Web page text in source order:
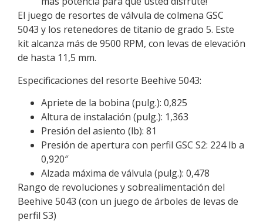
El juego de resortes de válvula de colmena GSC
5043 y los retenedores de titanio de grado 5. Este
kit alcanza más de 9500 RPM, con levas de elevación
de hasta 11,5 mm.
Especificaciones del resorte Beehive 5043:
Apriete de la bobina (pulg.): 0,825
Altura de instalación (pulg.): 1,363
Presión del asiento (lb): 81
Presión de apertura con perfil GSC S2: 224 lb a
0,920″
Alzada máxima de válvula (pulg.): 0,478
Rango de revoluciones y sobrealimentación del
Beehive 5043 (con un juego de árboles de levas de
perfil S3)